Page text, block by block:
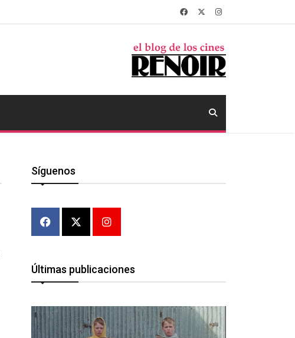
Síguenos
Últimas publicaciones